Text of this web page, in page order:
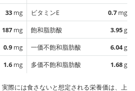
33 mg
187 mg
0.9 mg
1.6 mg
ビタミンE
0.7 mg
飽和脂肪酸
3.95g
一価不飽和脂肪酸
6.04g
多価不飽和脂肪酸
1.68g
際には食さないと想定される栄養価は、上